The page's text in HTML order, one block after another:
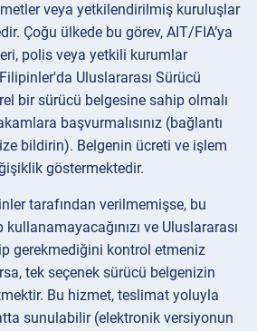
veya yetkilendirilmiş kuruluşlar
Çoğu ülkede bu görev, AIT/FIA’ya
polis veya yetkili kurumlar
Uluslararası Sürücü
bir sürücü belgesine sahip olmalı
başvurmalısınız (bağlantı
bildirin). Belgenin ücreti ve işlem
göstermektedir.
tarafından verilmemişse, bu
ve Uluslararası
gerekmediğini kontrol etmeniz
tek seçenek sürücü belgenizin
Bu hizmet, teslimat yoluyla
sunulabilir (elektronik versiyonun